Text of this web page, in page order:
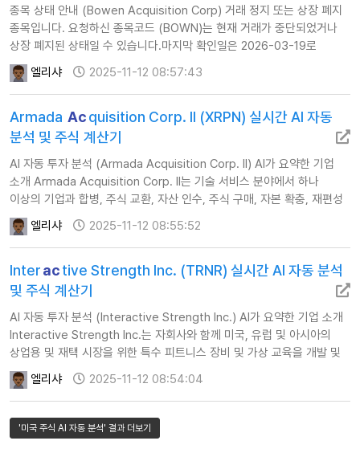
종목 상태 안내 (Bowen Acquisition Corp) 거래 정지 또는 상장 폐지
종목입니다. 요청하신 종목코드 (BOWN)는 현재 거래가 중단되었거나
상장 폐지된 상태일 수 있습니다.마지막 확인일은 2026-03-19로
확인됩니다.이에 따라 해당 종목에 대한 AI 자동 투자 분석을 제공하지
않습니다.
엘리샤 2025-11-12 08:57:43
Armada Acquisition Corp. II (XRPN) 실시간 AI 자동
분석 및 주식 계산기
AI 자동 투자 분석 (Armada Acquisition Corp. II) AI가 요약한 기업
소개 Armada Acquisition Corp. II는 기술 서비스 분야에서 하나
이상의 기업과 합병, 주식 교환, 자산 인수, 주식 구매, 자본 확충, 재편성
또는 기타 유사한 사업 결합을 수행하는 데 중점을 둡니…
엘리샤 2025-11-12 08:55:52
Interactive Strength Inc. (TRNR) 실시간 AI 자동 분석
및 주식 계산기
AI 자동 투자 분석 (Interactive Strength Inc.) AI가 요약한 기업 소개
Interactive Strength Inc.는 자회사와 함께 미국, 유럽 및 아시아의
상업용 및 재택 시장을 위한 특수 피트니스 장비 및 가상 교육을 개발 및
판매합니다.이 회사는 CLMBR 브랜드로 수직 등반 장…
엘리샤 2025-11-12 08:54:04
'미국 주식 AI 자동 분석' 결과 더보기